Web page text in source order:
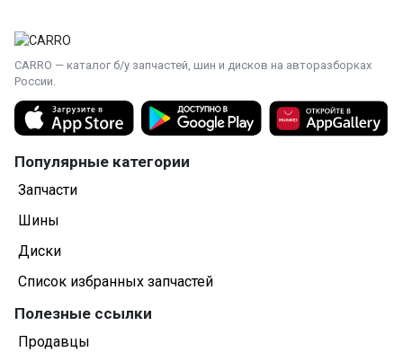
CARRO — каталог б/у запчастей, шин и дисков на авторазборках
России.
Популярные категории
Запчасти
Шины
Диски
Список избранных запчастей
Полезные ссылки
Продавцы